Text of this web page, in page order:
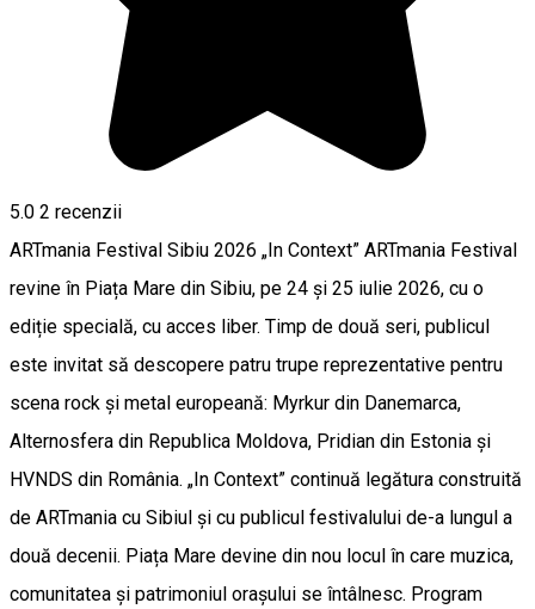
5.0 2 recenzii
ARTmania Festival Sibiu 2026 „In Context” ARTmania Festival
revine în Piața Mare din Sibiu, pe 24 și 25 iulie 2026, cu o
ediție specială, cu acces liber. Timp de două seri, publicul
este invitat să descopere patru trupe reprezentative pentru
scena rock și metal europeană: Myrkur din Danemarca,
Alternosfera din Republica Moldova, Pridian din Estonia și
HVNDS din România. „In Context” continuă legătura construită
de ARTmania cu Sibiul și cu publicul festivalului de-a lungul a
două decenii. Piața Mare devine din nou locul în care muzica,
comunitatea și patrimoniul orașului se întâlnesc. Program